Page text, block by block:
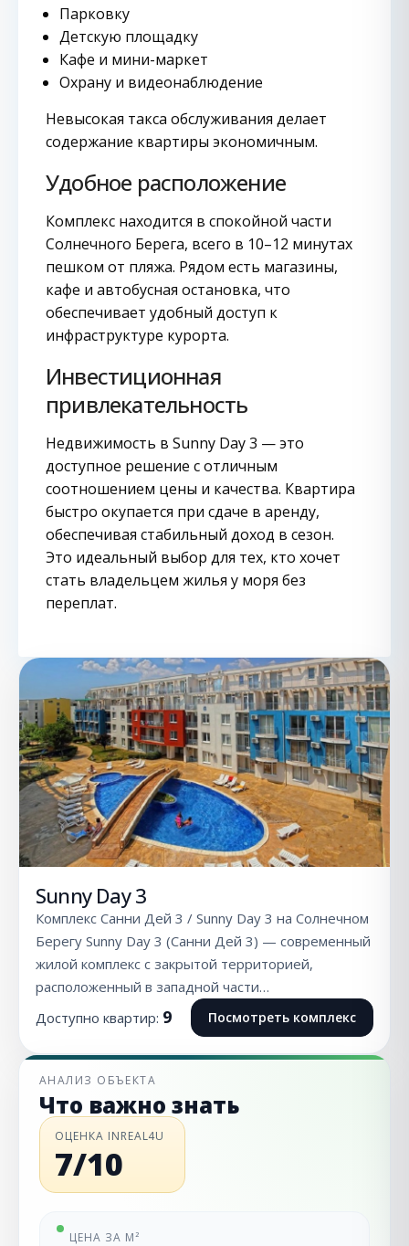
Парковку
Детскую площадку
Кафе и мини-маркет
Охрану и видеонаблюдение
Невысокая такса обслуживания делает
содержание квартиры экономичным.
Удобное расположение
Комплекс находится в спокойной части
Солнечного Берега, всего в 10–12 минутах
пешком от пляжа. Рядом есть магазины,
кафе и автобусная остановка, что
обеспечивает удобный доступ к
инфраструктуре курорта.
Инвестиционная
привлекательность
Недвижимость в Sunny Day 3 — это
доступное решение с отличным
соотношением цены и качества. Квартира
быстро окупается при сдаче в аренду,
обеспечивая стабильный доход в сезон.
Это идеальный выбор для тех, кто хочет
стать владельцем жилья у моря без
переплат.
Sunny Day 3
Комплекс Санни Дей 3 / Sunny Day 3 на Солнечном
Берегу Sunny Day 3 (Санни Дей 3) — современный
жилой комплекс с закрытой территорией,
расположенный в западной части…
Доступно квартир: 9 Посмотреть комплекс
АНАЛИЗ ОБЪЕКТА
Что важно знать
ОЦЕНКА INREAL4U
7/10
ЦЕНА ЗА М²